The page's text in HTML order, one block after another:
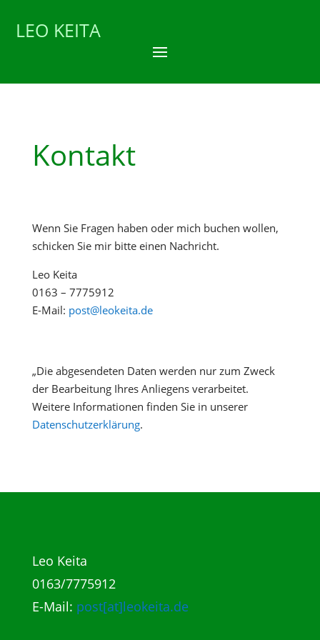
LEO KEITA
Kontakt
Wenn Sie Fragen haben oder mich buchen wollen,
schicken Sie mir bitte einen Nachricht.
Leo Keita
0163 – 7775912
E-Mail: post@leokeita.de
„Die abgesendeten Daten werden nur zum Zweck
der Bearbeitung Ihres Anliegens verarbeitet.
Weitere Informationen finden Sie in unserer
Datenschutzerklärung.
Leo Keita
0163/7775912
E-Mail: post[at]leokeita.de